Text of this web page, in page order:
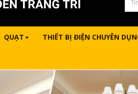
QUẠT THIẾT BỊ ĐIỆN CHUYÊN